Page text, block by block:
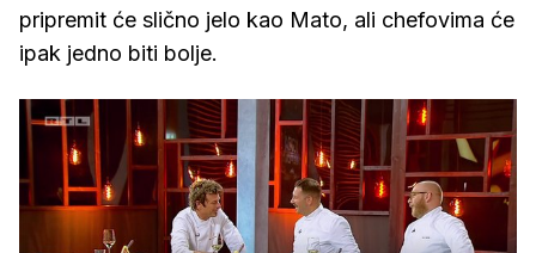
pripremit će slično jelo kao Mato, ali chefovima će
ipak jedno biti bolje.